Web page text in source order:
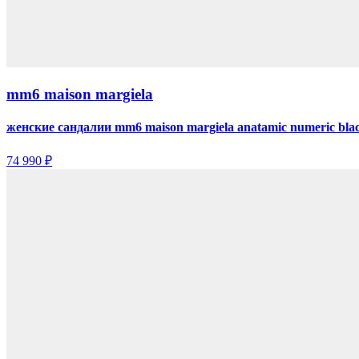
mm6 maison margiela
женские сандалии mm6 maison margiela anatamic numeric
74 990 ₽